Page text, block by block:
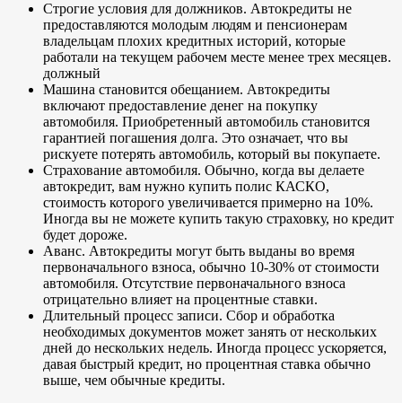
Строгие условия для должников. Автокредиты не
предоставляются молодым людям и пенсионерам
владельцам плохих кредитных историй, которые
работали на текущем рабочем месте менее трех месяцев.
должный
Машина становится обещанием. Автокредиты
включают предоставление денег на покупку
автомобиля. Приобретенный автомобиль становится
гарантией погашения долга. Это означает, что вы
рискуете потерять автомобиль, который вы покупаете.
Страхование автомобиля. Обычно, когда вы делаете
автокредит, вам нужно купить полис КАСКО,
стоимость которого увеличивается примерно на 10%.
Иногда вы не можете купить такую страховку, но кредит
будет дороже.
Аванс. Автокредиты могут быть выданы во время
первоначального взноса, обычно 10-30% от стоимости
автомобиля. Отсутствие первоначального взноса
отрицательно влияет на процентные ставки.
Длительный процесс записи. Сбор и обработка
необходимых документов может занять от нескольких
дней до нескольких недель. Иногда процесс ускоряется,
давая быстрый кредит, но процентная ставка обычно
выше, чем обычные кредиты.